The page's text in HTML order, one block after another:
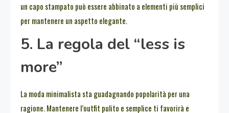
un capo stampato può essere abbinato a elementi più semplici
per mantenere un aspetto elegante.
5. La regola del “less is
more”
La moda minimalista sta guadagnando popolarità per una
ragione. Mantenere l’outfit pulito e semplice ti favorirà e